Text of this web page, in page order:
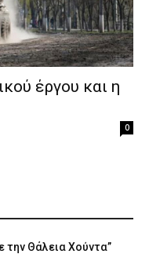
έργου και η
0
την Θάλεια Χούντα”